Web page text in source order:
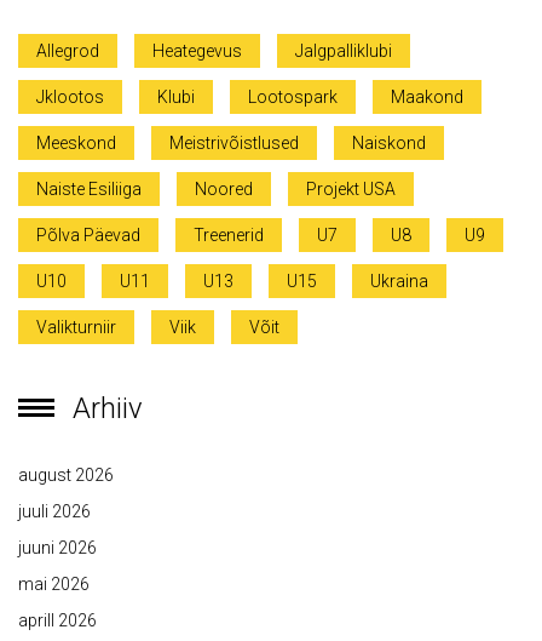
Allegrod Heategevus Jalgpalliklubi
Jklootos Klubi Lootospark Maakond
Meeskond Meistrivõistlused Naiskond
Naiste Esiliiga Noored Projekt USA
Põlva Päevad Treenerid U7 U8 U9
U10 U11 U13 U15 Ukraina
Valikturniir Viik Võit
Arhiiv
august 2026
juuli 2026
juuni 2026
mai 2026
aprill 2026